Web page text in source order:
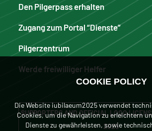
Den Pilgerpass erhalten
Zugang zum Portal “Dienste”
Pilgerzentrum
Werde freiwilliger Helfer
SUPPORTERS AND OFFICIAL LOGO
2025
COOKIE POLICY
Die Website iubilaeum2025 verwendet
Cookies, um die Navigation zu erleichtern
Dienste zu gewährleisten, sowie